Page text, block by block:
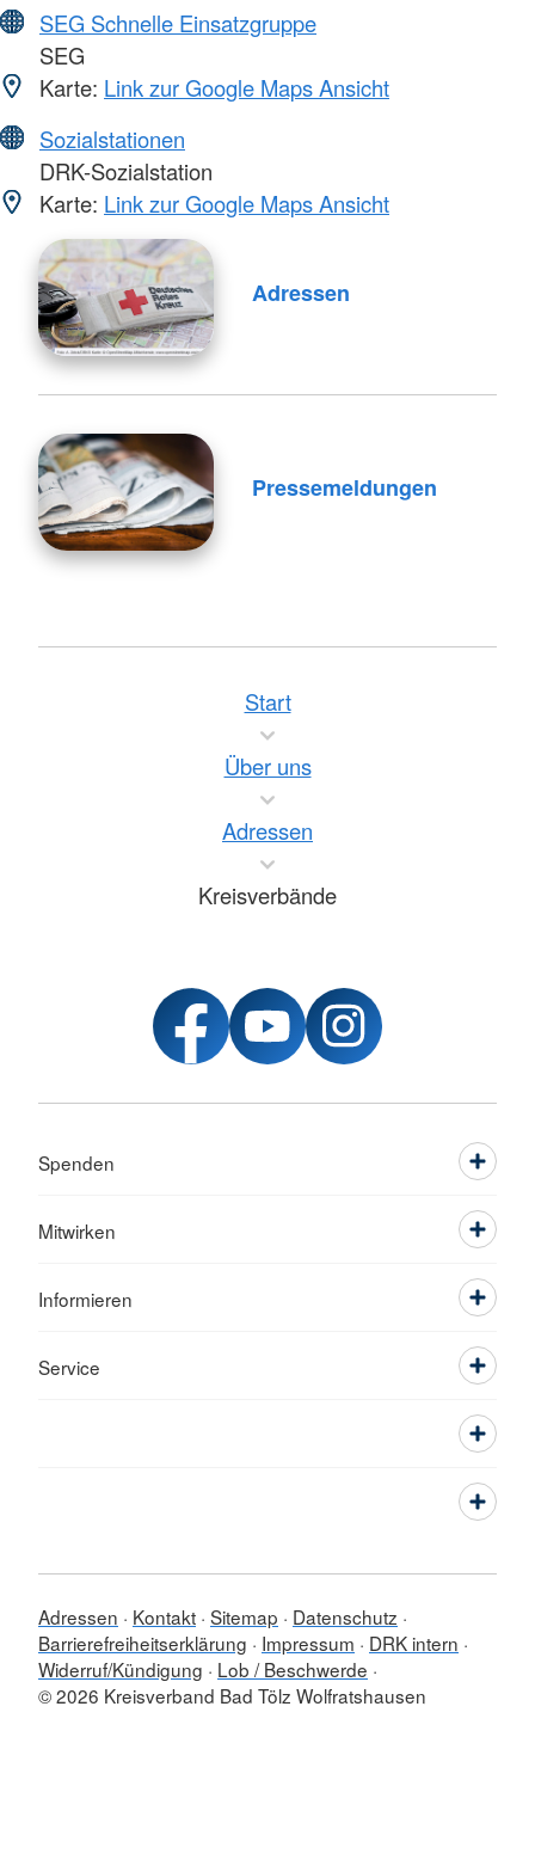
SEG Schnelle Einsatzgruppe
SEG
Karte: Link zur Google Maps Ansicht
Sozialstationen
DRK-Sozialstation
Karte: Link zur Google Maps Ansicht
Adressen
Pressemeldungen
Start
Über uns
Adressen
Kreisverbände
Spenden
Mitwirken
Informieren
Service
Adressen Kontakt Sitemap
Datenschutz
Barrierefreiheitserklärung
Impressum
DRK intern
Widerruf/Kündigung
Lob / Beschwerde
© 2026 Kreisverband Bad Tölz Wolfratshausen